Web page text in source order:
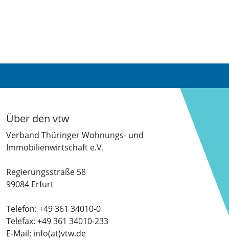
Über den vtw
Verband Thüringer Wohnungs- und
Immobilienwirtschaft e.V.
Regierungsstraße 58
99084 Erfurt
Telefon: +49 361 34010-0
Telefax: +49 361 34010-233
E-Mail: info(at)vtw.de